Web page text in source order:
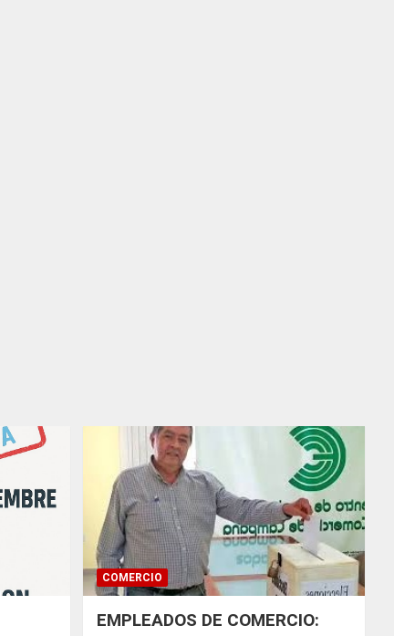
COMERCIO
EMPLEADOS DE COMERCIO: